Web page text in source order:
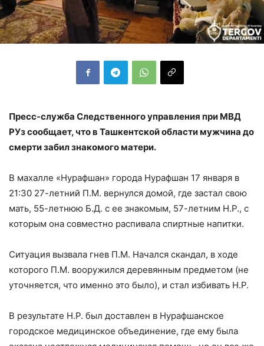
Пресс-служба Следственного управления при МВД
РУз сообщает, что в Ташкентской области мужчина до
смерти забил знакомого матери.
В махалле «Нурафшан» города Нурафшан 17 января в
21:30 27-летний П.М. вернулся домой, где застал свою
мать, 55-летнюю Б.Д. с ее знакомым, 57-летним Н.Р., с
которым она совместно распивала спиртные напитки.
Ситуация вызвала гнев П.М. Начался скандал, в ходе
которого П.М. вооружился деревянным предметом (не
уточняется, что именно это было), и стал избивать Н.Р.
В результате Н.Р. был доставлен в Нурафшанское
городское медицинское объединение, где ему была